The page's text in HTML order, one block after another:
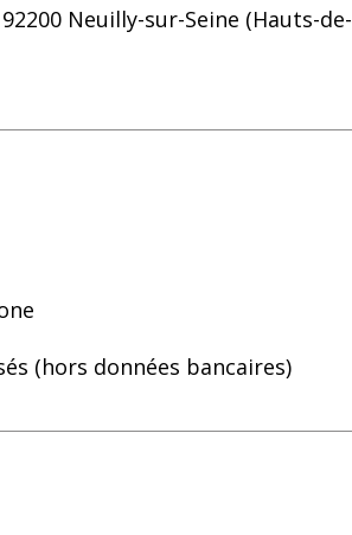
Neuilly-sur-Seine (Hauts-de-
(hors données bancaires)